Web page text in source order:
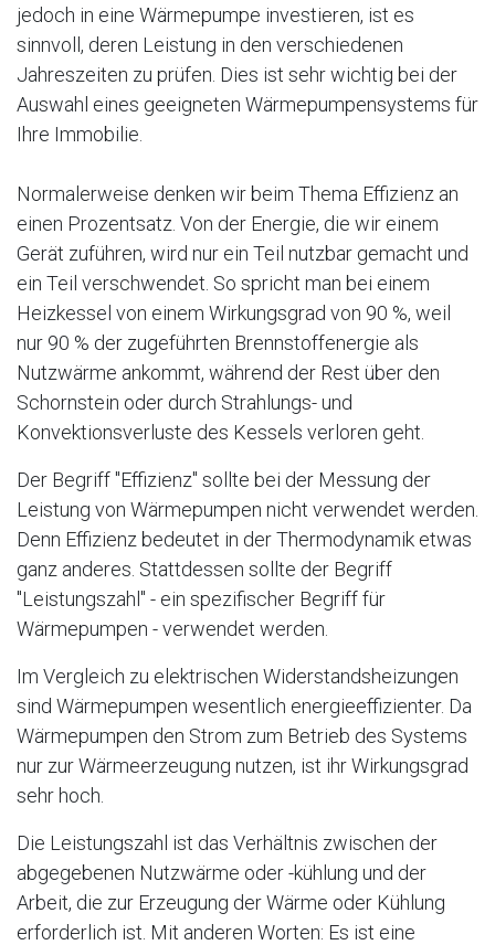
jedoch in eine Wärmepumpe investieren, ist es
sinnvoll, deren Leistung in den verschiedenen
Jahreszeiten zu prüfen. Dies ist sehr wichtig bei der
Auswahl eines geeigneten Wärmepumpensystems für
Ihre Immobilie.
Normalerweise denken wir beim Thema Effizienz an
einen Prozentsatz. Von der Energie, die wir einem
Gerät zuführen, wird nur ein Teil nutzbar gemacht und
ein Teil verschwendet. So spricht man bei einem
Heizkessel von einem Wirkungsgrad von 90 %, weil
nur 90 % der zugeführten Brennstoffenergie als
Nutzwärme ankommt, während der Rest über den
Schornstein oder durch Strahlungs- und
Konvektionsverluste des Kessels verloren geht.
Der Begriff "Effizienz" sollte bei der Messung der
Leistung von Wärmepumpen nicht verwendet werden.
Denn Effizienz bedeutet in der Thermodynamik etwas
ganz anderes. Stattdessen sollte der Begriff
"Leistungszahl" - ein spezifischer Begriff für
Wärmepumpen - verwendet werden.
Im Vergleich zu elektrischen Widerstandsheizungen
sind Wärmepumpen wesentlich energieeffizienter. Da
Wärmepumpen den Strom zum Betrieb des Systems
nur zur Wärmeerzeugung nutzen, ist ihr Wirkungsgrad
sehr hoch.
Die Leistungszahl ist das Verhältnis zwischen der
abgegebenen Nutzwärme oder -kühlung und der
Arbeit, die zur Erzeugung der Wärme oder Kühlung
erforderlich ist. Mit anderen Worten: Es ist eine